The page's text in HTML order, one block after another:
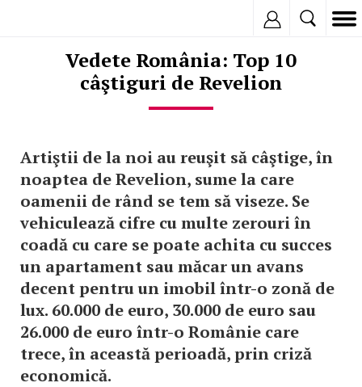
Vedete România: Top 10
câştiguri de Revelion
Artiştii de la noi au reuşit să câştige, în
noaptea de Revelion, sume la care
oamenii de rând se tem să viseze. Se
vehiculează cifre cu multe zerouri în
coadă cu care se poate achita cu succes
un apartament sau măcar un avans
decent pentru un imobil într-o zonă de
lux. 60.000 de euro, 30.000 de euro sau
26.000 de euro într-o Românie care
trece, în această perioadă, prin criză
economică.